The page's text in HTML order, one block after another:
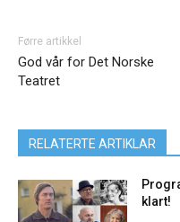
Førre artikkel
God vår for Det Norske
Teatret
RELATERTE ARTIKLAR
klart!